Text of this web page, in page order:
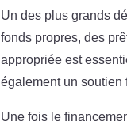
Un des plus grands
fonds propres, des
appropriée est
également un soutien
Une fois le